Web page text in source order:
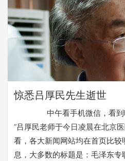
惊悉吕厚民先生逝世
中午看手机微信，看到晓
“吕厚民老师于今日凌晨在北京
看，各大新闻网站均在首页比
息，大多数的标题是：毛泽